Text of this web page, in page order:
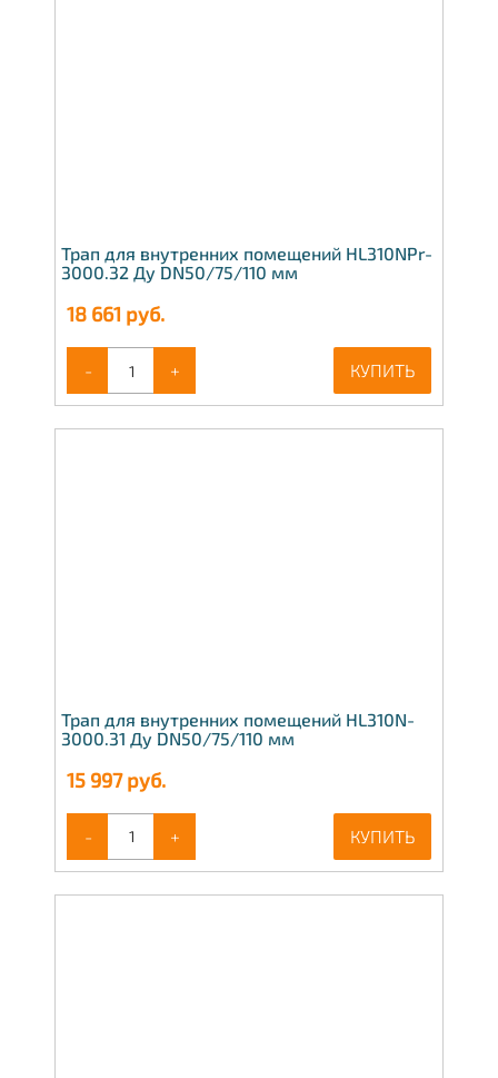
Трап для внутренних помещений HL310NPr-
3000.32 Ду DN50/75/110 мм
18 661 руб.
- + КУПИТЬ
Трап для внутренних помещений HL310N-
3000.31 Ду DN50/75/110 мм
15 997руб.
- + КУПИТЬ